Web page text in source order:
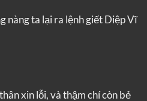
nàng ta lại ra lệnh giết Diệp Vĩ
xin lỗi, và thậm chí còn bẻ